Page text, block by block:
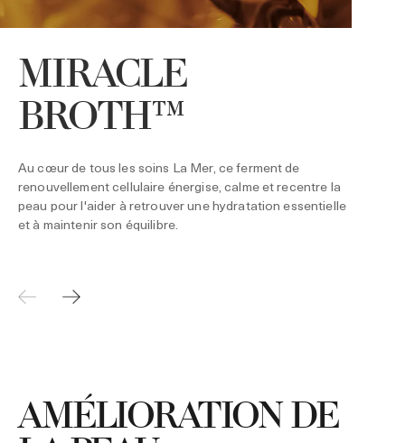
MIRACLE
BROTH™
Au cœur de tous les soins La Mer, ce ferment de
renouvellement cellulaire énergise, calme et recentre la
peau pour l'aider à retrouver une hydratation essentielle
et à maintenir son équilibre.
AMÉLIORATION DE